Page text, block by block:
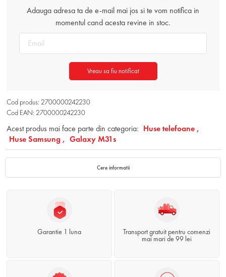
Adauga adresa ta de e-mail mai jos si te vom notifica in
momentul cand acesta revine in stoc.
Vreau sa fiu notificat
Cod produs: 2700000242230
Cod EAN: 2700000242230
Acest produs mai face parte din categoria: Huse telefoane ,
Huse Samsung , Galaxy M31s
Cere informatii
Garantie 1 luna
Transport gratuit pentru comenzi
mai mari de 99 lei